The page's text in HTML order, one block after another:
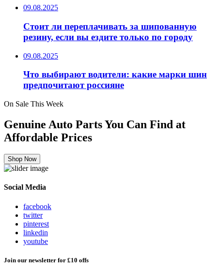
09.08.2025
Стоит ли переплачивать за шипованную
резину, если вы ездите только по городу
09.08.2025
Что выбирают водители: какие марки шин
предпочитают россияне
On Sale This Week
Genuine Auto Parts You Can Find at
Affordable Prices
Shop Now
Social Media
facebook
twitter
pinterest
linkedin
youtube
Join our newsletter for £10 offs